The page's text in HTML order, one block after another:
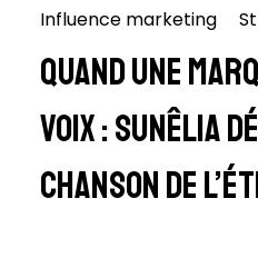
Influence marketing
Quand une
voix : Sunêlia
chanson de